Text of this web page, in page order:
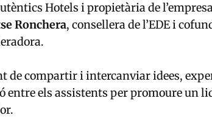
Hotels i propietària de
Ronchera, consellera de l’EDE i
de compartir i intercanviar idees,
entre els assistents per promoure un